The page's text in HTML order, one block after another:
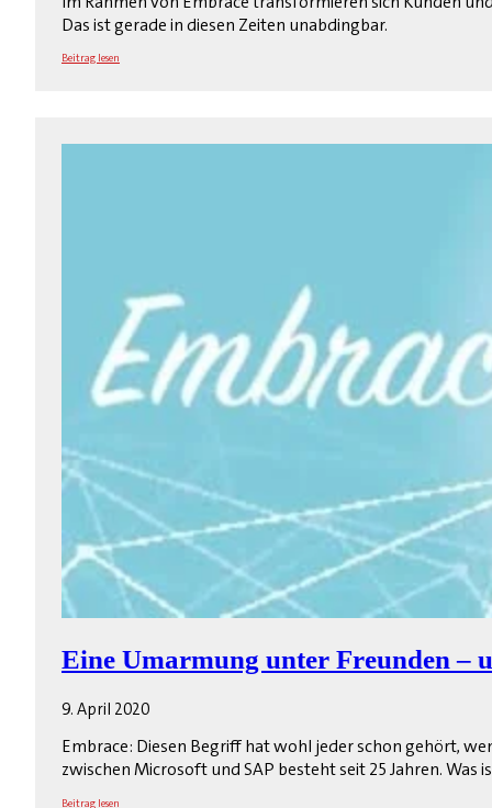
Das ist gerade in diesen Zeiten unabdingbar.
Beitrag lesen
Eine Umarmung unter Freunden –
9. April 2020
Embrace: Diesen Begriff hat wohl jeder schon gehört,
zwischen Microsoft und SAP besteht seit 25 Jahren. Was
Beitrag lesen